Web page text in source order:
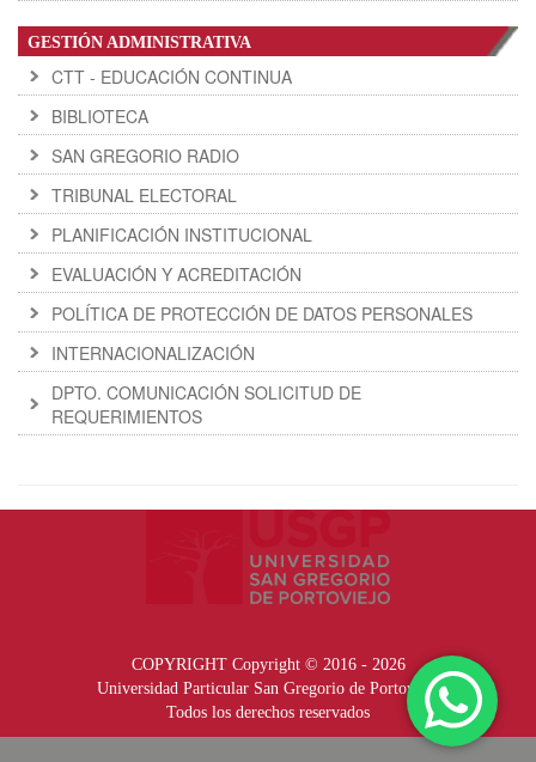
GESTIÓN ADMINISTRATIVA
CTT - EDUCACIÓN CONTINUA
BIBLIOTECA
SAN GREGORIO RADIO
TRIBUNAL ELECTORAL
PLANIFICACIÓN INSTITUCIONAL
EVALUACIÓN Y ACREDITACIÓN
POLÍTICA DE PROTECCIÓN DE DATOS PERSONALES
INTERNACIONALIZACIÓN
DPTO. COMUNICACIÓN SOLICITUD DE
REQUERIMIENTOS
COPYRIGHT Copyright © 2016 - 2026
Universidad Particular San Gregorio de Portoviejo
Todos los derechos reservados